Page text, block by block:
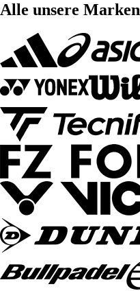
Alle unsere Marken